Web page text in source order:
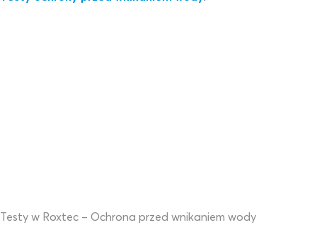
Testy w Roxtec – Ochrona przed wnikaniem wody